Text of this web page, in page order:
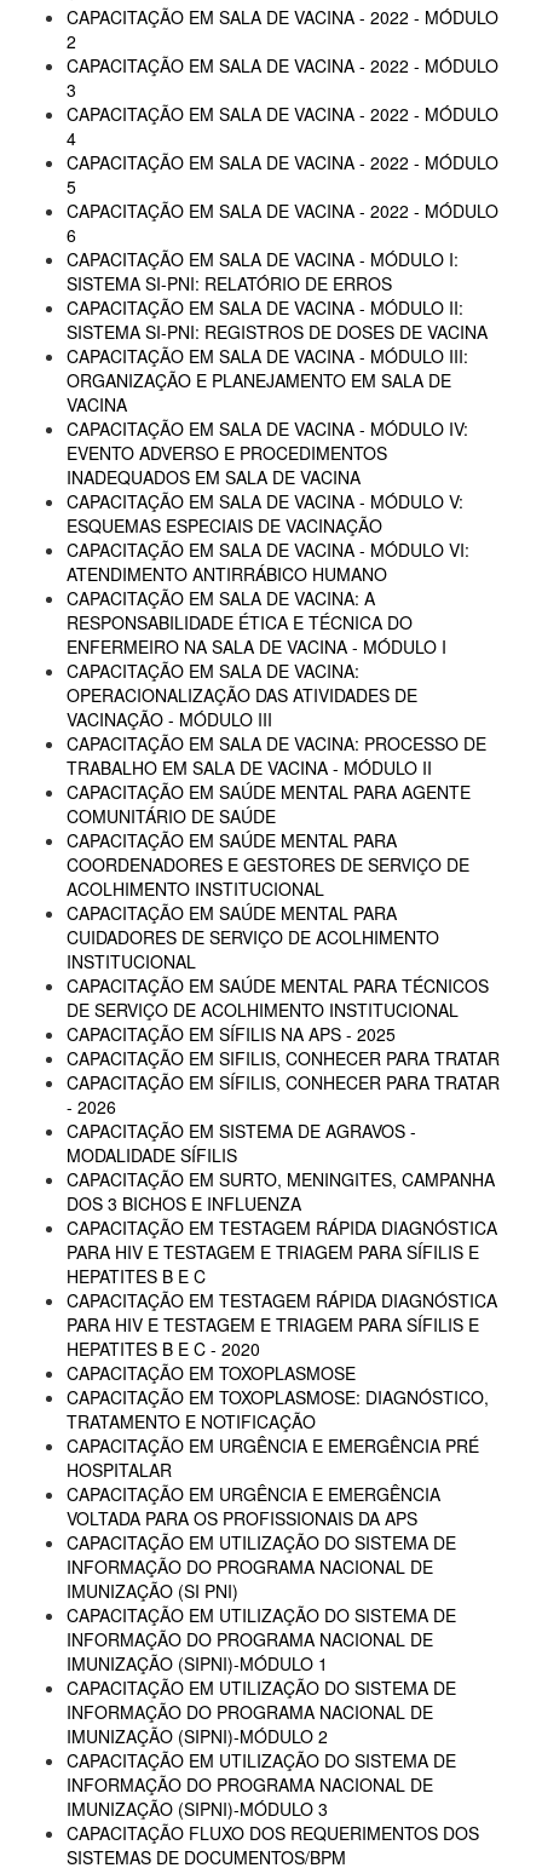
CAPACITAÇÃO EM SALA DE VACINA - 2022 - MÓDULO
2
CAPACITAÇÃO EM SALA DE VACINA - 2022 - MÓDULO
3
CAPACITAÇÃO EM SALA DE VACINA - 2022 - MÓDULO
4
CAPACITAÇÃO EM SALA DE VACINA - 2022 - MÓDULO
5
CAPACITAÇÃO EM SALA DE VACINA - 2022 - MÓDULO
6
CAPACITAÇÃO EM SALA DE VACINA - MÓDULO I:
SISTEMA SI-PNI: RELATÓRIO DE ERROS
CAPACITAÇÃO EM SALA DE VACINA - MÓDULO II:
SISTEMA SI-PNI: REGISTROS DE DOSES DE VACINA
CAPACITAÇÃO EM SALA DE VACINA - MÓDULO III:
ORGANIZAÇÃO E PLANEJAMENTO EM SALA DE
VACINA
CAPACITAÇÃO EM SALA DE VACINA - MÓDULO IV:
EVENTO ADVERSO E PROCEDIMENTOS
INADEQUADOS EM SALA DE VACINA
CAPACITAÇÃO EM SALA DE VACINA - MÓDULO V:
ESQUEMAS ESPECIAIS DE VACINAÇÃO
CAPACITAÇÃO EM SALA DE VACINA - MÓDULO VI:
ATENDIMENTO ANTIRRÁBICO HUMANO
CAPACITAÇÃO EM SALA DE VACINA: A
RESPONSABILIDADE ÉTICA E TÉCNICA DO
ENFERMEIRO NA SALA DE VACINA - MÓDULO I
CAPACITAÇÃO EM SALA DE VACINA:
OPERACIONALIZAÇÃO DAS ATIVIDADES DE
VACINAÇÃO - MÓDULO III
CAPACITAÇÃO EM SALA DE VACINA: PROCESSO DE
TRABALHO EM SALA DE VACINA - MÓDULO II
CAPACITAÇÃO EM SAÚDE MENTAL PARA AGENTE
COMUNITÁRIO DE SAÚDE
CAPACITAÇÃO EM SAÚDE MENTAL PARA
COORDENADORES E GESTORES DE SERVIÇO DE
ACOLHIMENTO INSTITUCIONAL
CAPACITAÇÃO EM SAÚDE MENTAL PARA
CUIDADORES DE SERVIÇO DE ACOLHIMENTO
INSTITUCIONAL
CAPACITAÇÃO EM SAÚDE MENTAL PARA TÉCNICOS
DE SERVIÇO DE ACOLHIMENTO INSTITUCIONAL
CAPACITAÇÃO EM SÍFILIS NA APS - 2025
CAPACITAÇÃO EM SIFILIS, CONHECER PARA TRATAR
CAPACITAÇÃO EM SÍFILIS, CONHECER PARA TRATAR
- 2026
CAPACITAÇÃO EM SISTEMA DE AGRAVOS -
MODALIDADE SÍFILIS
CAPACITAÇÃO EM SURTO, MENINGITES, CAMPANHA
DOS 3 BICHOS E INFLUENZA
CAPACITAÇÃO EM TESTAGEM RÁPIDA DIAGNÓSTICA
PARA HIV E TESTAGEM E TRIAGEM PARA SÍFILIS E
HEPATITES B E C
CAPACITAÇÃO EM TESTAGEM RÁPIDA DIAGNÓSTICA
PARA HIV E TESTAGEM E TRIAGEM PARA SÍFILIS E
HEPATITES B E C - 2020
CAPACITAÇÃO EM TOXOPLASMOSE
CAPACITAÇÃO EM TOXOPLASMOSE: DIAGNÓSTICO,
TRATAMENTO E NOTIFICAÇÃO
CAPACITAÇÃO EM URGÊNCIA E EMERGÊNCIA PRÉ
HOSPITALAR
CAPACITAÇÃO EM URGÊNCIA E EMERGÊNCIA
VOLTADA PARA OS PROFISSIONAIS DA APS
CAPACITAÇÃO EM UTILIZAÇÃO DO SISTEMA DE
INFORMAÇÃO DO PROGRAMA NACIONAL DE
IMUNIZAÇÃO (SI PNI)
CAPACITAÇÃO EM UTILIZAÇÃO DO SISTEMA DE
INFORMAÇÃO DO PROGRAMA NACIONAL DE
IMUNIZAÇÃO (SIPNI)-MÓDULO 1
CAPACITAÇÃO EM UTILIZAÇÃO DO SISTEMA DE
INFORMAÇÃO DO PROGRAMA NACIONAL DE
IMUNIZAÇÃO (SIPNI)-MÓDULO 2
CAPACITAÇÃO EM UTILIZAÇÃO DO SISTEMA DE
INFORMAÇÃO DO PROGRAMA NACIONAL DE
IMUNIZAÇÃO (SIPNI)-MÓDULO 3
CAPACITAÇÃO FLUXO DOS REQUERIMENTOS DOS
SISTEMAS DE DOCUMENTOS/BPM